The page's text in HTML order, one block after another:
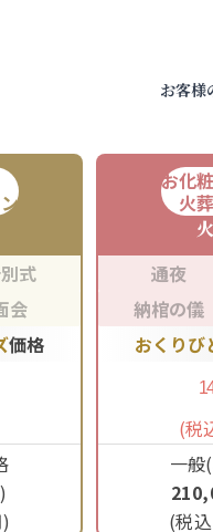
お客様
式
会
価格
お化
火
通夜
納棺の儀
おくりび
(税
一般
(税込